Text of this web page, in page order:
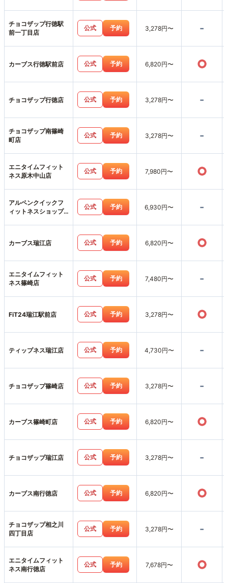
チョコザップ行徳駅
前一丁目店
公式 予約 3,278円〜 -
カーブス行徳駅前店 公式 予約 6,820円〜 ○
チョコザップ行徳店 公式 予約 3,278円〜 -
チョコザップ南篠崎
町店
公式 予約 3,278円〜 -
エニタイムフィット
ネス原木中山店
公式 予約 7,980円〜 ○
アルペンクイックフ
ィットネスショップ
公式 予約 6,930円〜 -
カーブス瑞江店 公式 予約 6,820円〜 ○
エニタイムフィット
ネス篠崎店
公式 予約 7,480円〜 -
FiT24瑞江駅前店 公式 予約 3,278円〜 ○
ティップネス瑞江店 公式 予約 4,730円〜 -
チョコザップ篠崎店 公式 予約 3,278円〜 -
カーブス篠崎町店 公式 予約 6,820円〜 ○
チョコザップ瑞江店 公式 予約 3,278円〜 -
カーブス南行徳店 公式 予約 6,820円〜 ○
チョコザップ相之川
四丁目店
公式 予約 3,278円〜 -
エニタイムフィット
ネス南行徳店
公式 予約 7,678円〜 ○